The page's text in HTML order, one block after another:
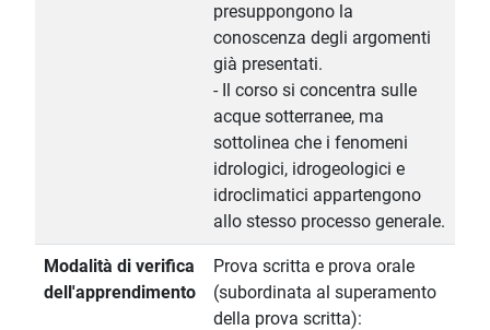
presuppongono la
conoscenza degli argomenti
già presentati.
- Il corso si concentra sulle
acque sotterranee, ma
sottolinea che i fenomeni
idrologici, idrogeologici e
idroclimatici appartengono
allo stesso processo generale.
Modalità di verifica
dell'apprendimento
Prova scritta e prova orale
(subordinata al superamento
della prova scritta):